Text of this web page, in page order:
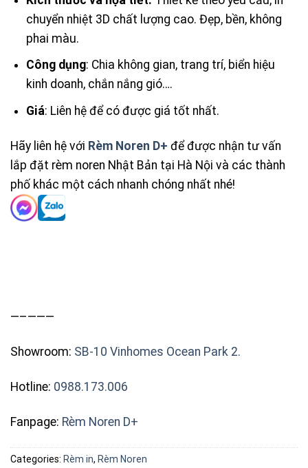
chuyển nhiệt 3D chất lượng cao. Đẹp, bền, không
phai màu.
Công dụng: Chia không gian, trang trí, biển hiệu
kinh doanh, chắn nắng gió….
Giá: Liên hệ để có được giá tốt nhất.
Hãy liên hệ với Rèm Noren D+ để được nhận tư vấn
lắp đặt rèm noren Nhật Bản tại Hà Nội và các thành
phố khác một cách nhanh chóng nhất nhé!
—–———
Showroom: SB-10 Vinhomes Ocean Park 2.
Hotline: 0988.173.006
Fanpage: Rèm Noren D+
Categories: Rèm in, Rèm Noren